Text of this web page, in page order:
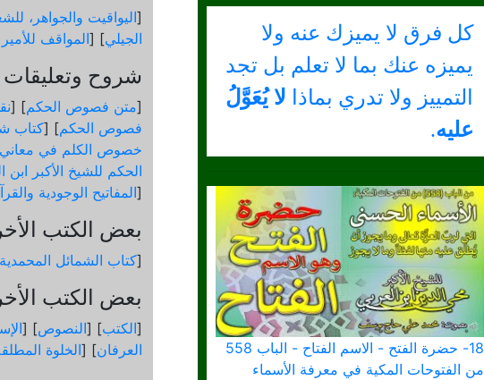
كل فرق لا يميزك عنه ولا
يميزه عنك بما لا تعلم بل تجد
التمييز ولا تدري بماذا لا يُعَوَّلُ
عليه.
18- حضرة الفتح - الاسم الفتاح - الباب 558
من الفتوحات المكية في معرفة الأسماء
[اليواقيت والجواهر،
الجيلي] [المواقف
شروح
[متن فصوص الحكم] [
فصوص الحكم] [كتاب
خصوص الكلم في
الحكم للشيخ الأكبر ابن
[المفاتيح الوجودية
بعض الكتب
[كتاب الشمائل
بعض الكتب
[الكتب] [النصوص] [
العرفان] [الخلوة